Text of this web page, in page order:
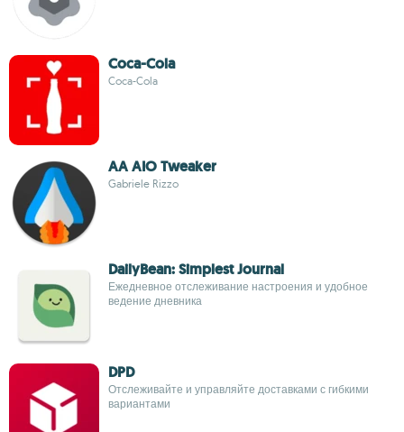
Coca-Cola
Coca-Cola
AA AIO Tweaker
Gabriele Rizzo
DailyBean: Simplest Journal
Ежедневное отслеживание настроения и удобное
ведение дневника
DPD
Отслеживайте и управляйте доставками с гибкими
вариантами